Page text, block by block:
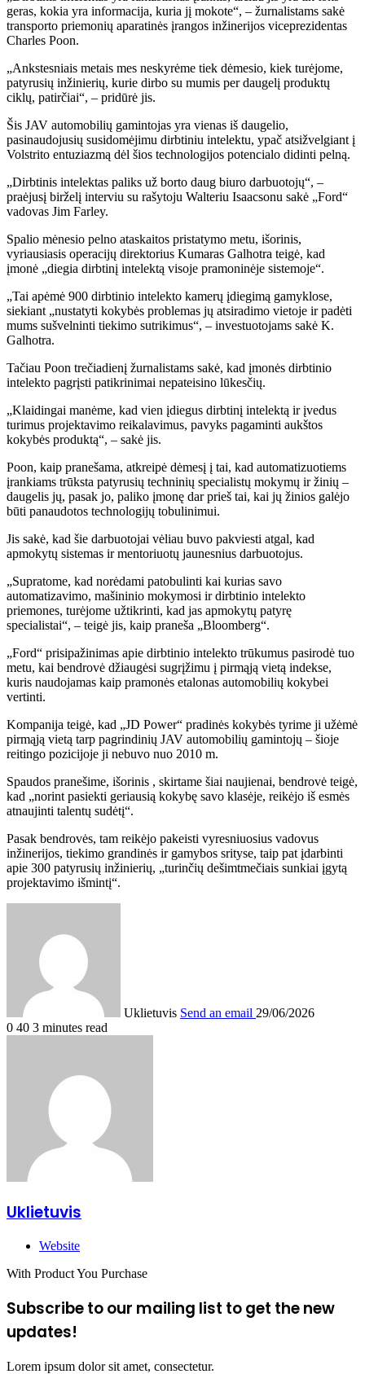
geras, kokia yra informacija, kuria jį mokote“, – žurnalistams sakė
transporto priemonių aparatinės įrangos inžinerijos viceprezidentas
Charles Poon.
„Ankstesniais metais mes neskyrėme tiek dėmesio, kiek turėjome,
patyrusių inžinierių, kurie dirbo su mumis per daugelį produktų
ciklų, patirčiai“, – pridūrė jis.
Šis JAV automobilių gamintojas yra vienas iš daugelio,
pasinaudojusių susidomėjimu dirbtiniu intelektu, ypač atsižvelgiant į
Volstrito entuziazmą dėl šios technologijos potencialo didinti pelną.
„Dirbtinis intelektas paliks už borto daug biuro darbuotojų“, –
praėjusį birželį interviu su rašytoju Walteriu Isaacsonu sakė „Ford“
vadovas Jim Farley.
Spalio mėnesio pelno ataskaitos pristatymo metu, išorinis,
vyriausiasis operacijų direktorius Kumaras Galhotra teigė, kad
įmonė „diegia dirbtinį intelektą visoje pramoninėje sistemoje“.
„Tai apėmė 900 dirbtinio intelekto kamerų įdiegimą gamyklose,
siekiant „nustatyti kokybės problemas jų atsiradimo vietoje ir padėti
mums sušvelninti tiekimo sutrikimus“, – investuotojams sakė K.
Galhotra.
Tačiau Poon trečiadienį žurnalistams sakė, kad įmonės dirbtinio
intelekto pagrįsti patikrinimai nepateisino lūkesčių.
„Klaidingai manėme, kad vien įdiegus dirbtinį intelektą ir įvedus
turimus projektavimo reikalavimus, pavyks pagaminti aukštos
kokybės produktą“, – sakė jis.
Poon, kaip pranešama, atkreipė dėmesį į tai, kad automatizuotiems
įrankiams trūksta patyrusių techninių specialistų mokymų ir žinių –
daugelis jų, pasak jo, paliko įmonę dar prieš tai, kai jų žinios galėjo
būti panaudotos technologijų tobulinimui.
Jis sakė, kad šie darbuotojai vėliau buvo pakviesti atgal, kad
apmokytų sistemas ir mentoriuotų jaunesnius darbuotojus.
„Supratome, kad norėdami patobulinti kai kurias savo
automatizavimo, mašininio mokymosi ir dirbtinio intelekto
priemones, turėjome užtikrinti, kad jas apmokytų patyrę
specialistai“, – teigė jis, kaip praneša „Bloomberg“.
„Ford“ prisipažinimas apie dirbtinio intelekto trūkumus pasirodė tuo
metu, kai bendrovė džiaugėsi sugrįžimu į pirmąją vietą indekse,
kuris naudojamas kaip pramonės etalonas automobilių kokybei
vertinti.
Kompanija teigė, kad „JD Power“ pradinės kokybės tyrime ji užėmė
pirmąją vietą tarp pagrindinių JAV automobilių gamintojų – šioje
reitingo pozicijoje ji nebuvo nuo 2010 m.
Spaudos pranešime, išorinis , skirtame šiai naujienai, bendrovė teigė,
kad „norint pasiekti geriausią kokybę savo klasėje, reikėjo iš esmės
atnaujinti talentų sudėtį“.
Pasak bendrovės, tam reikėjo pakeisti vyresniuosius vadovus
inžinerijos, tiekimo grandinės ir gamybos srityse, taip pat įdarbinti
apie 300 patyrusių inžinierių, „turinčių dešimtmečiais sunkiai įgytą
projektavimo išmintį“.
Uklietuvis Send an email 29/06/2026
0 40 3 minutes read
Uklietuvis
Website
With Product You Purchase
Subscribe to our mailing list to get the new
updates!
Lorem ipsum dolor sit amet, consectetur.